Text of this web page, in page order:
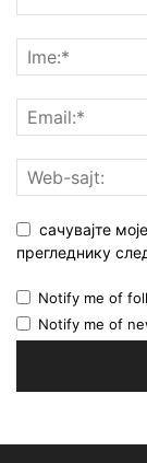
сачувајте
прегледнику
Notify me of
Notify me of